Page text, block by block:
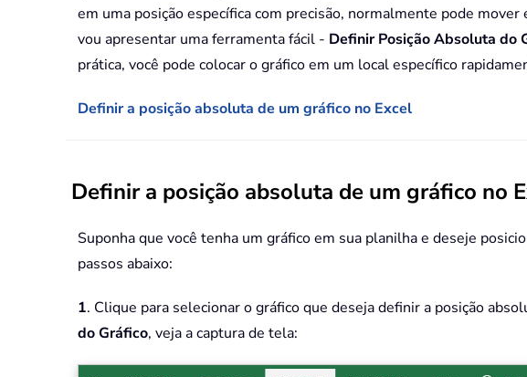
em uma posição específica com precisão, normalmente pode
vou apresentar uma ferramenta fácil - Definir Posição Absoluta do
prática, você pode colocar o gráfico em um local específico
Definir a posição absoluta de um gráfico no Excel
Definir a posição absoluta de um gráfico no
Suponha que você tenha um gráfico em sua planilha e deseje
passos abaixo:
1. Clique para selecionar o gráfico que deseja definir a posição
do Gráfico, veja a captura de tela: